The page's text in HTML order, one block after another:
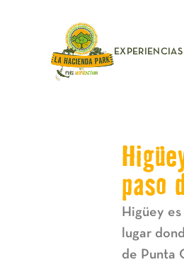
EXPERIENCIAS
paso
Higüey
lugar
de Punta